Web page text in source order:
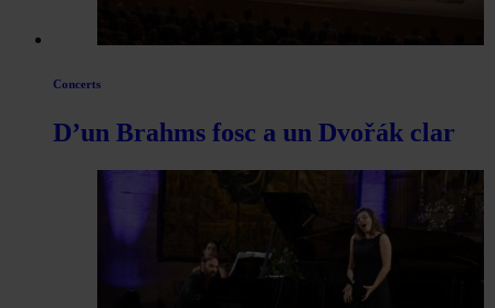
Concerts
D’un Brahms fosc a un Dvořák clar